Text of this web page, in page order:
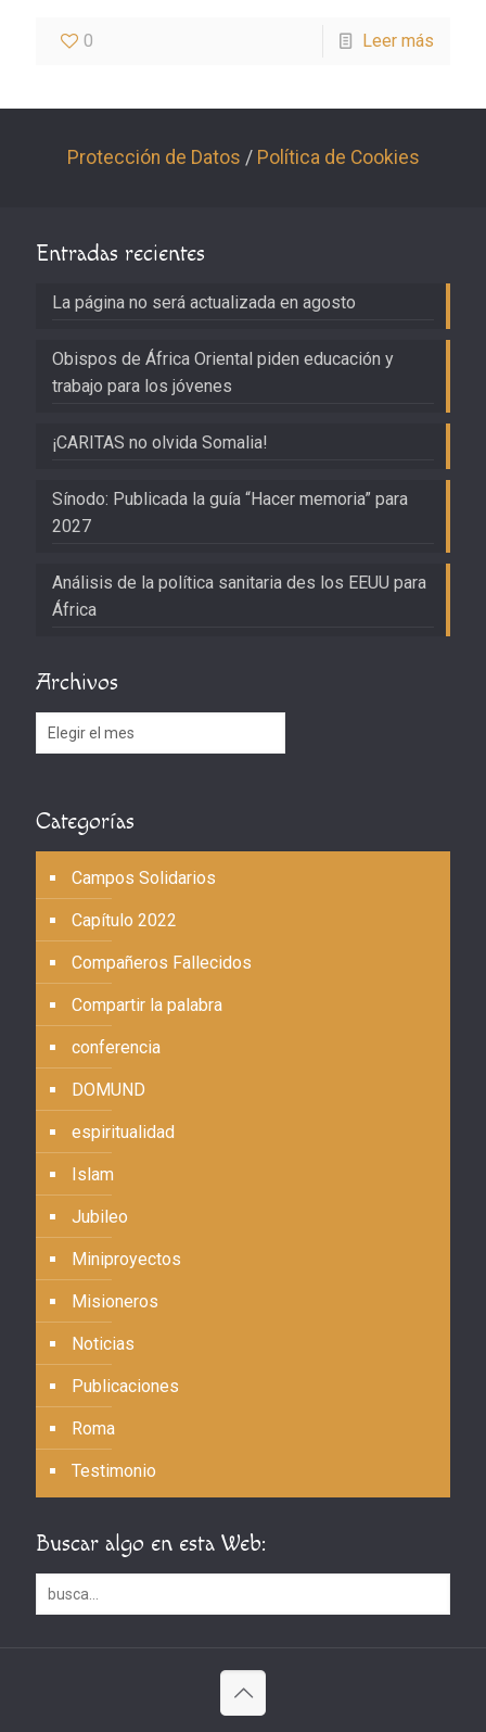
0 Leer más
Protección de Datos / Política de Cookies
Entradas recientes
La página no será actualizada en agosto
Obispos de África Oriental piden educación y
trabajo para los jóvenes
¡CARITAS no olvida Somalia!
Sínodo: Publicada la guía “Hacer memoria” para
2027
Análisis de la política sanitaria des los EEUU para
África
Archivos
Archivos
Categorías
Campos Solidarios
Capítulo 2022
Compañeros Fallecidos
Compartir la palabra
conferencia
DOMUND
espiritualidad
Islam
Jubileo
Miniproyectos
Misioneros
Noticias
Publicaciones
Roma
Testimonio
Buscar algo en esta Web: